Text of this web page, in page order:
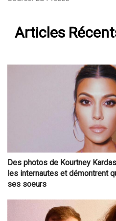
Articles
Des photos de Kourtney
les internautes et démontrent
ses soeurs